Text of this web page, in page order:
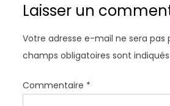
i
n
d
e
l
Laisser un
Votre adresse e-mail ne sera pas
champs obligatoires sont
Commentaire *